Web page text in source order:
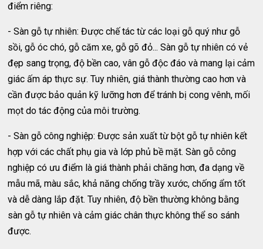
điểm riêng:
- Sàn gỗ tự nhiên: Được chế tác từ các loại gỗ quý như gỗ
sồi, gỗ óc chó, gỗ căm xe, gỗ gõ đỏ... Sàn gỗ tự nhiên có vẻ
đẹp sang trọng, độ bền cao, vân gỗ độc đáo và mang lại cảm
giác ấm áp thực sự. Tuy nhiên, giá thành thường cao hơn và
cần được bảo quản kỹ lưỡng hơn để tránh bị cong vênh, mối
mọt do tác động của môi trường.
- Sàn gỗ công nghiệp: Được sản xuất từ bột gỗ tự nhiên kết
hợp với các chất phụ gia và lớp phủ bề mặt. Sàn gỗ công
nghiệp có ưu điểm là giá thành phải chăng hơn, đa dạng về
mẫu mã, màu sắc, khả năng chống trầy xước, chống ẩm tốt
và dễ dàng lắp đặt. Tuy nhiên, độ bền thường không bằng
sàn gỗ tự nhiên và cảm giác chân thực không thể so sánh
được.